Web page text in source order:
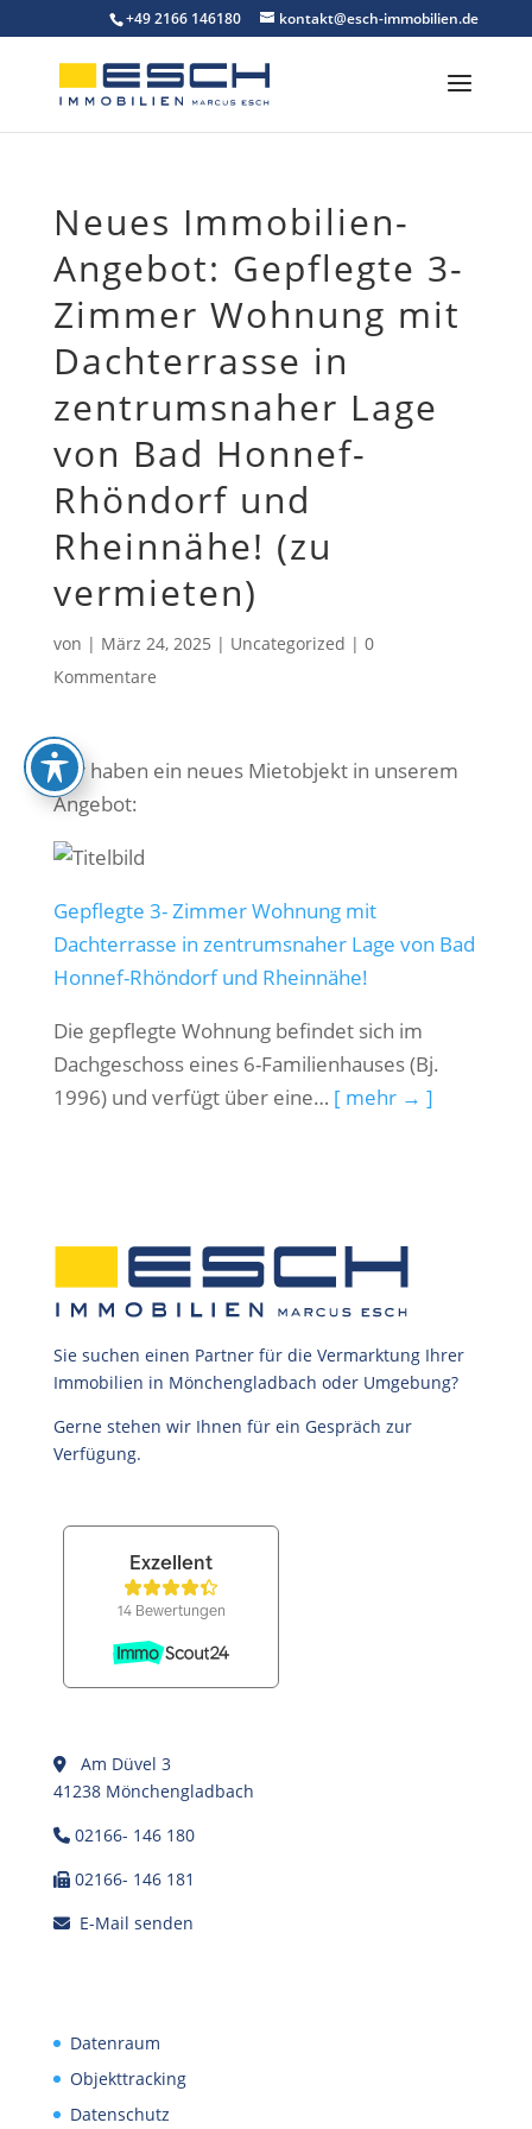
to
content
+49 2166 146180 kontakt@esch-immobilien.de
Neues Immobilien-
Angebot: Gepflegte 3-
Zimmer Wohnung mit
Dachterrasse in
zentrumsnaher Lage
von Bad Honnef-
Rhöndorf und
Rheinnähe! (zu
vermieten)
von | März 24, 2025 | Uncategorized | 0
Kommentare
Wir haben ein neues Mietobjekt in unserem
Angebot:
Gepflegte 3- Zimmer Wohnung mit
Dachterrasse in zentrumsnaher Lage von Bad
Honnef-Rhöndorf und Rheinnähe!
Die gepflegte Wohnung befindet sich im
Dachgeschoss eines 6-Familienhauses (Bj.
1996) und verfügt über eine… [ mehr → ]
Sie suchen einen Partner für die Vermarktung Ihrer
Immobilien in Mönchengladbach oder Umgebung?
Gerne stehen wir Ihnen für ein Gespräch zur
Verfügung.
Am Düvel 3
41238 Mönchengladbach
02166- 146 180
02166- 146 181
E-Mail senden
Datenraum
Objekttracking
Datenschutz